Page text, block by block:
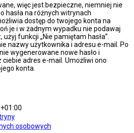
więc jest bezpieczne, niemniej nie
hasła na różnych witrynach
dostęp do twojego konta na
je i w żadnym wypadku nie podawaj
użyj funkcji „Nie pamiętam hasła”.
nazwy użytkownika i adresu e-mail. Po
wygenerowane nowe hasło i
adres e-mail. Umożliwi ono
konta.
osobowych